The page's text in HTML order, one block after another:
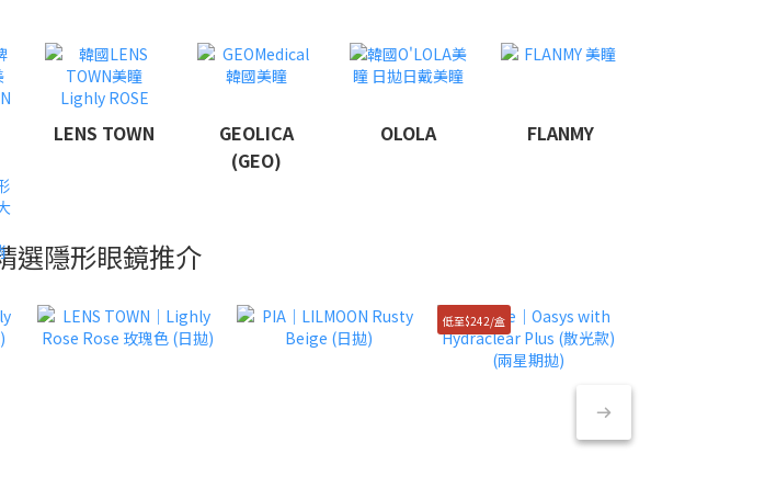
LENS TOWN
GEOLICA
(GEO)
OLOLA FLANMY
選隱形眼鏡推介
低至$242/盒